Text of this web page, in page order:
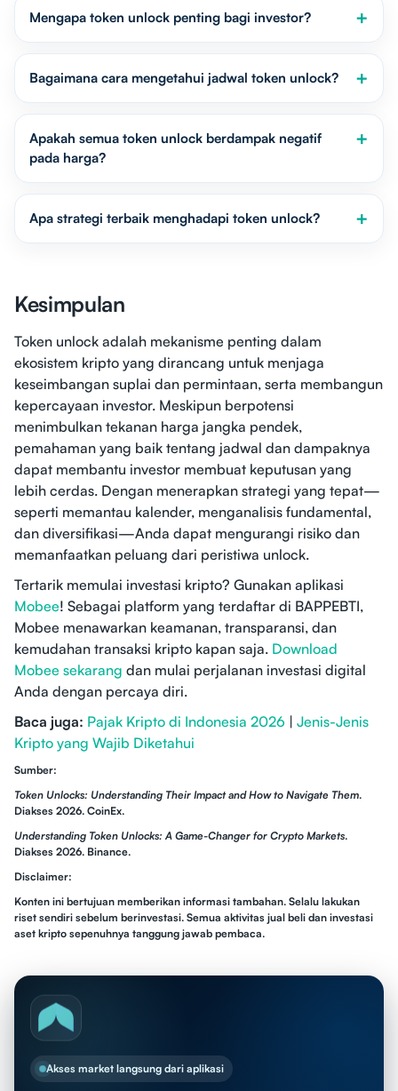
Mengapa token unlock penting bagi investor?
Bagaimana cara mengetahui jadwal token unlock?
Apakah semua token unlock berdampak negatif
pada harga?
Apa strategi terbaik menghadapi token unlock?
Kesimpulan
Token unlock adalah mekanisme penting dalam
ekosistem kripto yang dirancang untuk menjaga
keseimbangan suplai dan permintaan, serta membangun
kepercayaan investor. Meskipun berpotensi
menimbulkan tekanan harga jangka pendek,
pemahaman yang baik tentang jadwal dan dampaknya
dapat membantu investor membuat keputusan yang
lebih cerdas. Dengan menerapkan strategi yang tepat—
seperti memantau kalender, menganalisis fundamental,
dan diversifikasi—Anda dapat mengurangi risiko dan
memanfaatkan peluang dari peristiwa unlock.
Tertarik memulai investasi kripto? Gunakan aplikasi
Mobee! Sebagai platform yang terdaftar di BAPPEBTI,
Mobee menawarkan keamanan, transparansi, dan
kemudahan transaksi kripto kapan saja. Download
Mobee sekarang dan mulai perjalanan investasi digital
Anda dengan percaya diri.
Baca juga: Pajak Kripto di Indonesia 2026 | Jenis-Jenis
Kripto yang Wajib Diketahui
Sumber:
Token Unlocks: Understanding Their Impact and How to Navigate Them.
Diakses 2026. CoinEx.
Understanding Token Unlocks: A Game-Changer for Crypto Markets.
Diakses 2026. Binance.
Disclaimer:
Konten ini bertujuan memberikan informasi tambahan. Selalu lakukan
riset sendiri sebelum berinvestasi. Semua aktivitas jual beli dan investasi
aset kripto sepenuhnya tanggung jawab pembaca.
Akses market langsung dari aplikasi